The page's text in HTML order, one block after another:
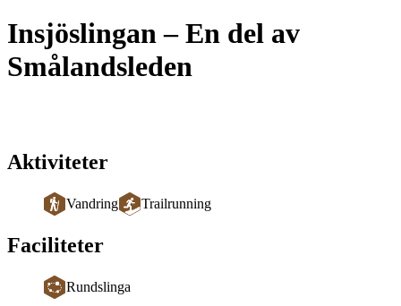
Insjöslingan – En del av
Smålandsleden
Aktiviteter
Vandring Trailrunning
Faciliteter
Rundslinga